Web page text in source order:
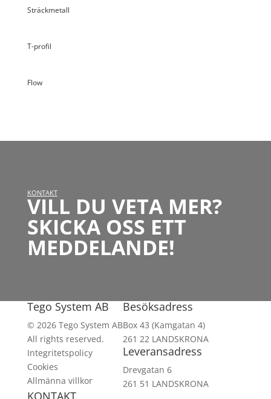
Sträckmetall
T-profil
Flow
KONTAKT
VILL DU VETA MER?
SKICKA OSS ETT
MEDDELANDE!
Tego System AB
© 2026 Tego System AB
All rights reserved.
Integritetspolicy
Cookies
Allmänna villkor
Besöksadress
Box 43 (Kamgatan 4)
261 22 LANDSKRONA
Leveransadress
Drevgatan 6
261 51 LANDSKRONA
KONTAKT